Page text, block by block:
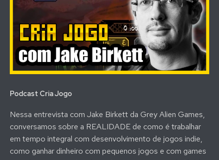
Podcast Cria Jogo
Nessa entrevista com Jake Birkett da Grey Alien Games,
conversamos sobre a REALIDADE de como é trabalhar
em tempo integral com desenvolvimento de jogos indie,
como ganhar dinheiro com pequenos jogos e com games